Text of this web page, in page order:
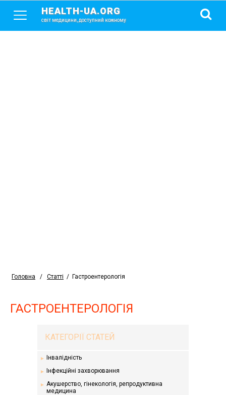
HEALTH-UA.ORG
світ медицини, доступний кожному
Головна / Статті / Гастроентерологія
ГАСТРОЕНТЕРОЛОГІЯ
КАТЕГОРІЇ СТАТЕЙ
Інвалідність
Інфекційні захворювання
Акушерство, гінекологія, репродуктивна
медицина